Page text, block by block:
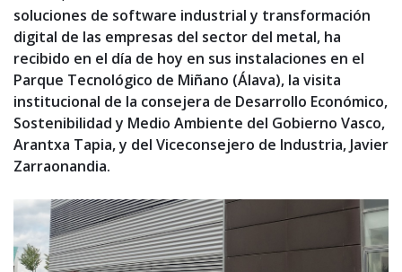
soluciones de software industrial y transformación
digital de las empresas del sector del metal, ha
recibido en el día de hoy en sus instalaciones en el
Parque Tecnológico de Miñano (Álava), la visita
institucional de la consejera de Desarrollo Económico,
Sostenibilidad y Medio Ambiente del Gobierno Vasco,
Arantxa Tapia, y del Viceconsejero de Industria, Javier
Zarraonandia.